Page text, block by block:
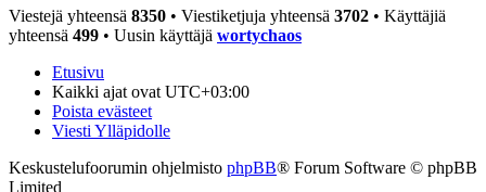
Viestejä yhteensä 8350 • Viestiketjuja yhteensä 3702 • Käyttäjiä
yhteensä 499 • Uusin käyttäjä wortychaos
Etusivu
Kaikki ajat ovat UTC+03:00
Poista evästeet
Viesti Ylläpidolle
Keskustelufoorumin ohjelmisto phpBB® Forum Software © phpBB
Limited